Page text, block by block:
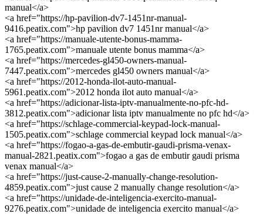
manual</a>
<a href="https://hp-pavilion-dv7-1451nr-manual-
9416.peatix.com">hp pavilion dv7 1451nr manual</a>
<a href="https://manuale-utente-bonus-mamma-
1765.peatix.com">manuale utente bonus mamma</a>
<a href="https://mercedes-gl450-owners-manual-
7447.peatix.com">mercedes gl450 owners manual</a>
<a href="https://2012-honda-ilot-auto-manual-
5961.peatix.com">2012 honda ilot auto manual</a>
<a href="https://adicionar-lista-iptv-manualmente-no-pfc-hd-
3812.peatix.com">adicionar lista iptv manualmente no pfc hd</a>
<a href="https://schlage-commercial-keypad-lock-manual-
1505.peatix.com">schlage commercial keypad lock manual</a>
<a href="https://fogao-a-gas-de-embutir-gaudi-prisma-venax-
manual-2821.peatix.com">fogao a gas de embutir gaudi prisma
venax manual</a>
<a href="https://just-cause-2-manually-change-resolution-
4859.peatix.com">just cause 2 manually change resolution</a>
<a href="https://unidade-de-inteligencia-exercito-manual-
9276.peatix.com">unidade de inteligencia exercito manual</a>